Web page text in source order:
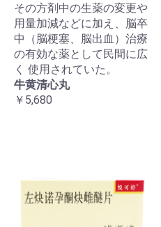
その方剤中の生薬の変更や
用量加減などに加え、脳卒
中（脳梗塞、脳出血）治療
の有効な薬として民間に広
く 使用されていた。
牛黄清心丸
￥5,680